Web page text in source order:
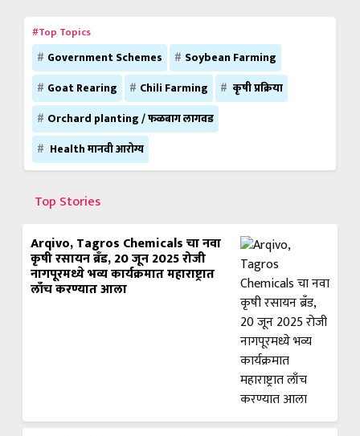
#Top Topics
Government Schemes
Soybean Farming
Goat Rearing
Chili Farming
कृषी प्रक्रिया
Orchard planting / फळबाग लागवड
Health मानवी आरोग्य
Top Stories
Arqivo, Tagros Chemicals चा नवा
कृषी रसायन ब्रँड, 20 जून 2025 रोजी
नागपूरमध्ये भव्य कार्यक्रमात महाराष्ट्रात
लाँच करण्यात आला